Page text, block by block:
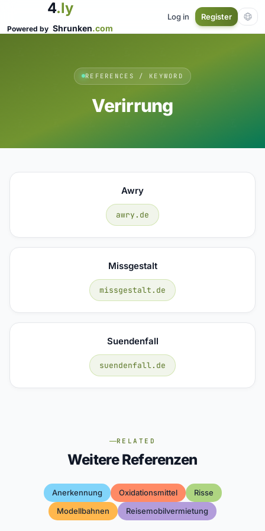
4.ly
Powered by Shrunken.com
Log in Register
REFERENCES / KEYWORD
Verirrung
Awry
awry.de
Missgestalt
missgestalt.de
Suendenfall
suendenfall.de
RELATED
Weitere Referenzen
Anerkennung Oxidationsmittel
Risse
Modellbahnen
Reisemobilvermietung